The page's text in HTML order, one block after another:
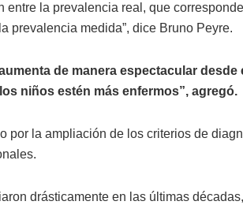
entre la prevalencia real, que
prevalencia medida”, dice Bruno Peyre.
de manera espectacular
niños estén más enfermos”, agregó.
por la ampliación de los criterios de
drásticamente en las últimas